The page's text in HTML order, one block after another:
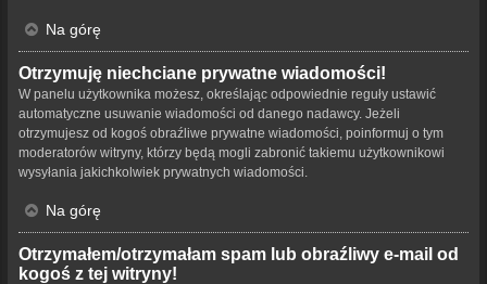
Na górę
Otrzymuję niechciane prywatne wiadomości!
W panelu użytkownika możesz, określając odpowiednie reguły ustawić
automatyczne usuwanie wiadomości od danego nadawcy. Jeżeli
otrzymujesz od kogoś obraźliwe prywatne wiadomości, poinformuj o tym
moderatorów witryny, którzy będą mogli zabronić takiemu użytkownikowi
wysyłania jakichkolwiek prywatnych wiadomości.
Na górę
Otrzymałem/otrzymałam spam lub obraźliwy e-mail od
kogoś z tej witryny!